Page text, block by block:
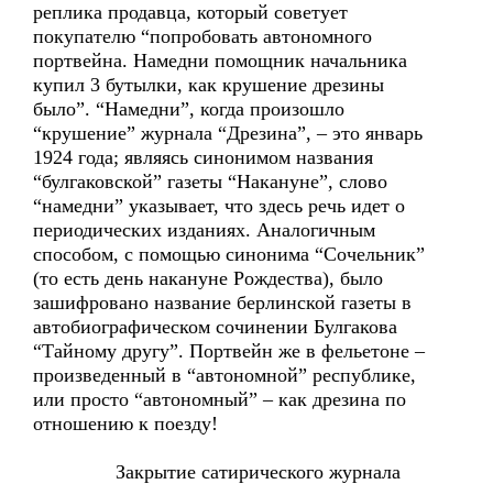
реплика продавца, который советует
покупателю “попробовать автономного
портвейна. Намедни помощник начальника
купил 3 бутылки, как крушение дрезины
было”. “Намедни”, когда произошло
“крушение” журнала “Дрезина”, – это январь
1924 года; являясь синонимом названия
“булгаковской” газеты “Накануне”, слово
“намедни” указывает, что здесь речь идет о
периодических изданиях. Аналогичным
способом, с помощью синонима “Сочельник”
(то есть день накануне Рождества), было
зашифровано название берлинской газеты в
автобиографическом сочинении Булгакова
“Тайному другу”. Портвейн же в фельетоне –
произведенный в “автономной” республике,
или просто “автономный” – как дрезина по
отношению к поезду!
Закрытие сатирического журнала